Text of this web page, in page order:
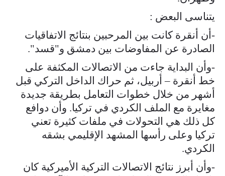
يتناسى البعض :
-أن أنقرة كانت بين المرحبين بنتائج الاتفاقيات
الصادرة عن المفاوضات بين دمشق و"قسد".
-وأن البداية جاءت من الاتصالات المكثفة على
خط أنقرة – أربيل، ثم حراك الداخل التركي قبل
أشهر من خلال خطوات التعامل بطريقة جديدة
مغايرة مع الملف الكردي في تركيا. وأن دوافع
كل ذلك هي التحولات في ملفات كثيرة تعني
تركيا وعلى رأسها المشهد الإقليمي بشقه
الكردي.
-وأن أبرز نتائج الاتصالات التركية الأميركية كان